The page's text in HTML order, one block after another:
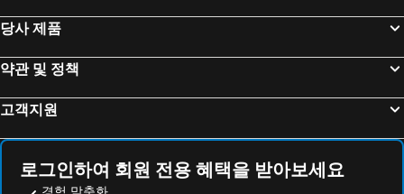
당사 제품
약관 및 정책
고객지원
로그인하여 회원 전용 혜택을 받아보세요
경험 맞춤화